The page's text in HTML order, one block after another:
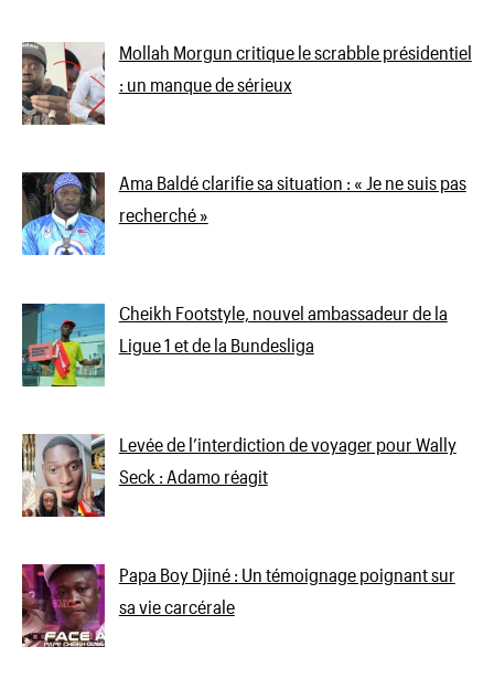
Mollah Morgun critique le scrabble présidentiel
: un manque de sérieux
Ama Baldé clarifie sa situation : « Je ne suis pas
recherché »
Cheikh Footstyle, nouvel ambassadeur de la
Ligue 1 et de la Bundesliga
Levée de l’interdiction de voyager pour Wally
Seck : Adamo réagit
Papa Boy Djiné : Un témoignage poignant sur
sa vie carcérale